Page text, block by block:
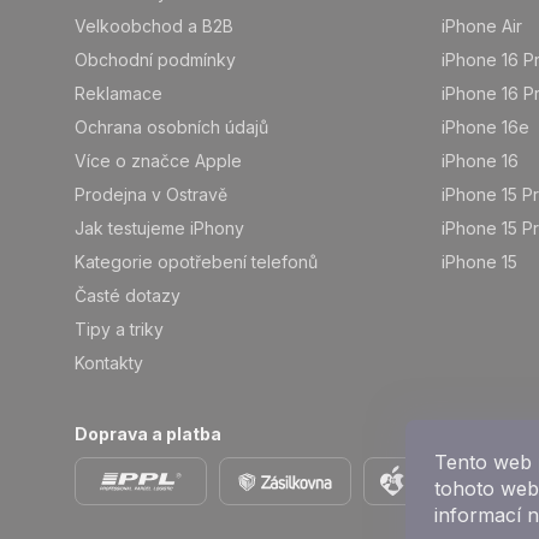
Tento
tohoto
informací
Velkoobchod a B2B
Obchodní podmínky
Reklamace
Ochrana osobních údajů
Více o značce Apple
Prodejna v Ostravě
Jak testujeme iPhony
Kategorie opotřebení telefonů
Časté dotazy
Tipy a triky
Kontakty
iPhone Air
iPhone 16
iPhone 16
iPhone 16e
iPhone 16
iPhone 15
iPhone 15
iPhone 15
Doprava a platba